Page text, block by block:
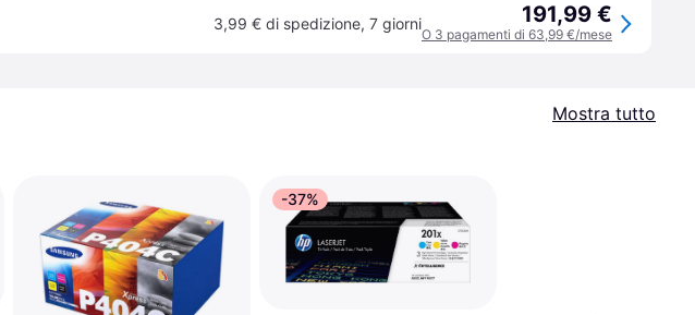
3,99 € di spedizione, 7 giorni 191,99 €
O 3 pagamenti di 63,99 €/mese
Mostra tutto
-37%